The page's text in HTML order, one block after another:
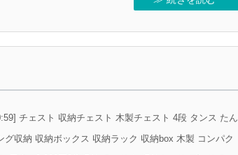
チェスト 収納チェスト 木製チェスト 4段 タンス たん
収納 収納ボックス 収納ラック 収納box 木製 コンパク